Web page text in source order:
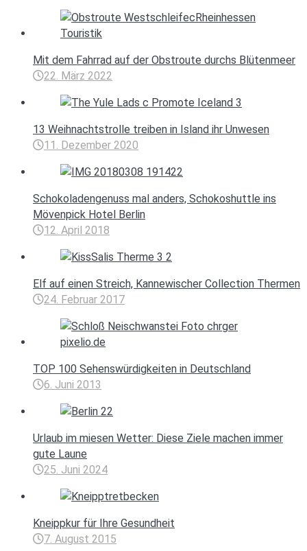
Mit dem Fahrrad auf der Obstroute durchs Blütenmeer
22. März 2022
13 Weihnachtstrolle treiben in Island ihr Unwesen
11. Dezember 2020
Schokoladengenuss mal anders, Schokoshuttle ins
Mövenpick Hotel Berlin
12. April 2018
Elf auf einen Streich, Kannewischer Collection Thermen
24. Februar 2017
TOP 100 Sehenswürdigkeiten in Deutschland
6. Juni 2013
Urlaub im miesen Wetter: Diese Ziele machen immer
gute Laune
25. Juni 2024
Kneippkur für Ihre Gesundheit
7. August 2015